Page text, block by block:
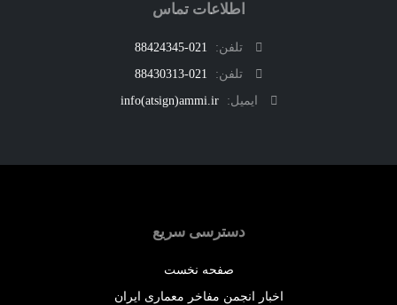
اطلاعات تماس
تلفن:
021-88424345
تلفن:
021-88430313
ایمیل:
info(atsign)ammi.ir
دسترسی سریع
صفحه نخست
اخبار انجمن مفاخر معماری ایران